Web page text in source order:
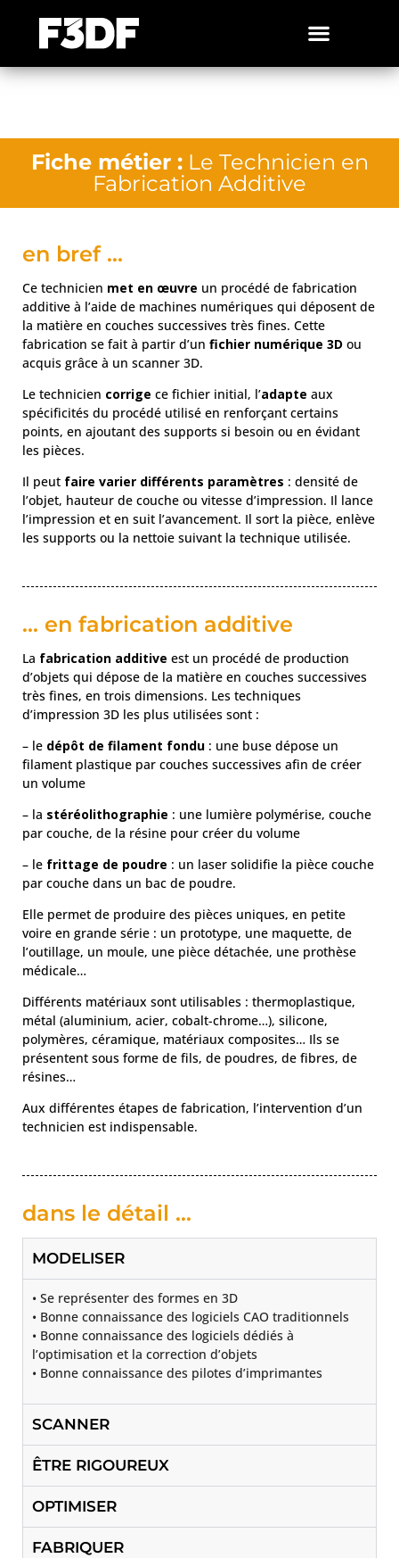
Fiche métier :Le Technicien en
Fabrication Additive
en bref ...
Ce technicien met en œuvre un procédé de fabrication
additive à l’aide de machines numériques qui déposent de
la matière en couches successives très fines. Cette
fabrication se fait à partir d’un fichier numérique 3D ou
acquis grâce à un scanner 3D.
Le technicien corrige ce fichier initial, l’adapte aux
spécificités du procédé utilisé en renforçant certains
points, en ajoutant des supports si besoin ou en évidant
les pièces.
Il peut faire varier différents paramètres : densité de
l’objet, hauteur de couche ou vitesse d’impression. Il lance
l’impression et en suit l’avancement. Il sort la pièce, enlève
les supports ou la nettoie suivant la technique utilisée.
... en fabrication additive
La fabrication additive est un procédé de production
d’objets qui dépose de la matière en couches successives
très fines, en trois dimensions. Les techniques
d’impression 3D les plus utilisées sont :
– le dépôt de filament fondu : une buse dépose un
filament plastique par couches successives afin de créer
un volume
– la stéréolithographie : une lumière polymérise, couche
par couche, de la résine pour créer du volume
– le frittage de poudre : un laser solidifie la pièce couche
par couche dans un bac de poudre.
Elle permet de produire des pièces uniques, en petite
voire en grande série : un prototype, une maquette, de
l’outillage, un moule, une pièce détachée, une prothèse
médicale…
Différents matériaux sont utilisables : thermoplastique,
métal (aluminium, acier, cobalt-chrome…), silicone,
polymères, céramique, matériaux composites… Ils se
présentent sous forme de fils, de poudres, de fibres, de
résines…
Aux différentes étapes de fabrication, l’intervention d’un
technicien est indispensable.
dans le détail ...
MODELISER
• Se représenter des formes en 3D
• Bonne connaissance des logiciels CAO traditionnels
• Bonne connaissance des logiciels dédiés à
l’optimisation et la correction d’objets
• Bonne connaissance des pilotes d’imprimantes
SCANNER
ÊTRE RIGOUREUX
OPTIMISER
FABRIQUER